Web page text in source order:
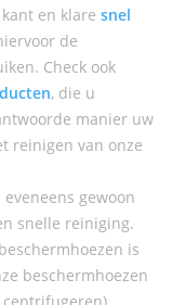
en klare snel
de
Check ook
, die u
manier uw
reinigen van onze
gewoon
snelle reiniging.
is
beschermhoezen